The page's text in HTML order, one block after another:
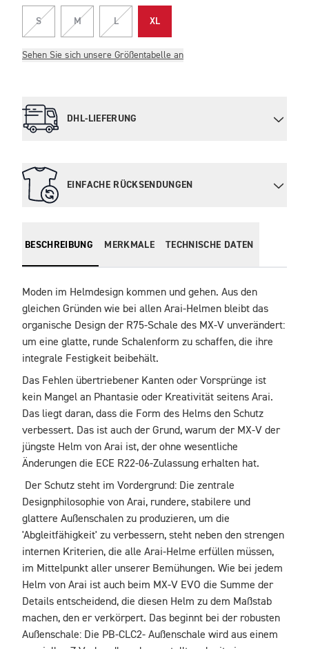
S M L XL
Sehen Sie sich unsere Größentabelle an
DHL-LIEFERUNG
EINFACHE RÜCKSENDUNGEN
BESCHREIBUNG MERKMALE TECHNISCHE DATEN
Moden im Helmdesign kommen und gehen. Aus den
gleichen Gründen wie bei allen Arai-Helmen bleibt das
organische Design der R75-Schale des MX-V unverändert:
um eine glatte, runde Schalenform zu schaffen, die ihre
integrale Festigkeit beibehält.
Das Fehlen übertriebener Kanten oder Vorsprünge ist
kein Mangel an Phantasie oder Kreativität seitens Arai.
Das liegt daran, dass die Form des Helms den Schutz
verbessert. Das ist auch der Grund, warum der MX-V der
jüngste Helm von Arai ist, der ohne wesentliche
Änderungen die ECE R22-06-Zulassung erhalten hat.
Der Schutz steht im Vordergrund: Die zentrale
Designphilosophie von Arai, rundere, stabilere und
glattere Außenschalen zu produzieren, um die
'Abgleitfähigkeit' zu verbessern, steht neben den strengen
internen Kriterien, die alle Arai-Helme erfüllen müssen,
im Mittelpunkt aller unserer Bemühungen. Wie bei jedem
Helm von Arai ist auch beim MX-V EVO die Summe der
Details entscheidend, die diesen Helm zu dem Maßstab
machen, den er verkörpert. Das beginnt bei der robusten
Außenschale: Die PB-CLC2- Außenschale wird aus einem